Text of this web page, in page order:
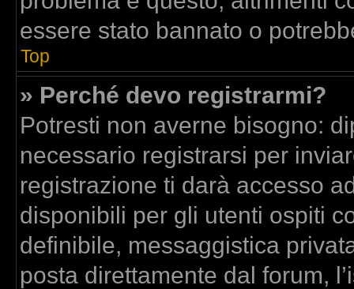
essere stato bannato o
Top
» Perché devo registrarmi?
Potresti non averne bisogno:
necessario registrarsi per
registrazione ti darà accesso
disponibili per gli utenti ospiti
definibile, messaggistica
posta direttamente dal forum,